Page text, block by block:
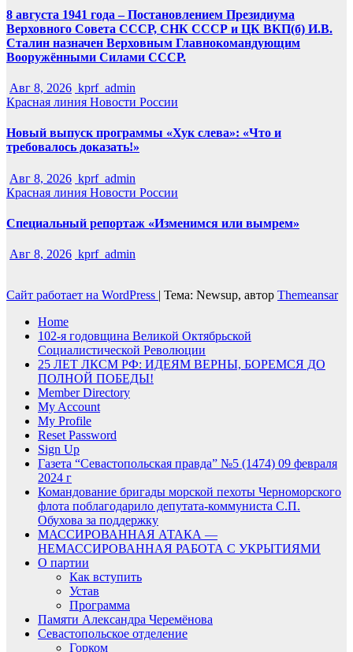
8 августа 1941 года – Постановлением Президиума
Верховного Совета СССР, СНК СССР и ЦК ВКП(б) И.В.
Сталин назначен Верховным Главнокомандующим
Вооружёнными Силами СССР.
Авг 8, 2026 kprf_admin
Красная линия Новости России
Новый выпуск программы «Хук слева»: «Что и
требовалось доказать!»
Авг 8, 2026 kprf_admin
Красная линия Новости России
Специальный репортаж «Изменимся или вымрем»
Авг 8, 2026 kprf_admin
Сайт работает на WordPress | Тема: Newsup, автор Themeansar
Home
102-я годовщина Великой Октябрьской
Социалистической Революции
25 ЛЕТ ЛКСМ РФ: ИДЕЯМ ВЕРНЫ, БОРЕМСЯ ДО
ПОЛНОЙ ПОБЕДЫ!
Member Directory
My Account
My Profile
Reset Password
Sign Up
Газета “Севастопольская правда” №5 (1474) 09 февраля
2024 г
Командование бригады морской пехоты Черноморского
флота поблагодарило депутата-коммуниста С.П.
Обухова за поддержку
МАССИРОВАННАЯ АТАКА —
НЕМАССИРОВАННАЯ РАБОТА С УКРЫТИЯМИ
О партии
Как вступить
Устав
Программа
Памяти Александра Черемёнова
Севастопольское отделение
Горком